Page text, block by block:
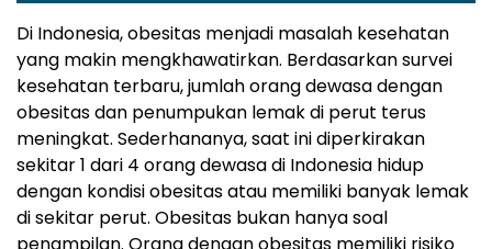
Di Indonesia, obesitas menjadi masalah kesehatan
yang makin mengkhawatirkan. Berdasarkan survei
kesehatan terbaru, jumlah orang dewasa dengan
obesitas dan penumpukan lemak di perut terus
meningkat. Sederhananya, saat ini diperkirakan
sekitar 1 dari 4 orang dewasa di Indonesia hidup
dengan kondisi obesitas atau memiliki banyak lemak
di sekitar perut. Obesitas bukan hanya soal
penampilan. Orang dengan obesitas memiliki risiko